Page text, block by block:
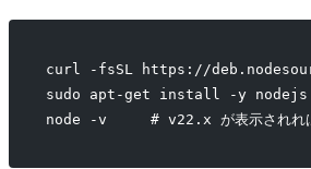
curl -fsSL https://
sudo apt-get install -y
node -v     # v22.x が表示されれ